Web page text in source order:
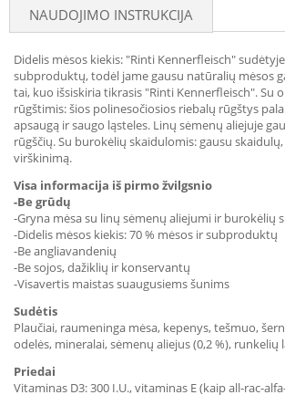
NAUDOJIMO INSTRUKCIJA
Didelis mėsos kiekis: "Rinti Kennerfleisch"
subproduktų, todėl jame gausu natūralių mėsos
tai, kuo išsiskiria tikrasis "Rinti Kennerfleisch". Su
rūgštimis: šios polinesočiosios riebalų rūgštys
apsaugą ir saugo ląsteles. Linų sėmenų aliejuje
rūgščių. Su burokėlių skaidulomis: gausu
virškinimą.
Visa informacija iš pirmo žvilgsnio
-Be grūdų
-Gryna mėsa su linų sėmenų aliejumi ir burokėlių
-Didelis mėsos kiekis: 70 % mėsos ir subproduktų
-Be angliavandenių
-Be sojos, dažiklių ir konservantų
-Visavertis maistas suaugusiems šunims
Sudėtis
Plaučiai, raumeninga mėsa, kepenys, tešmuo,
odelės, mineralai, sėmenų aliejus (0,2 %), runkelių
Priedai
Vitaminas D3: 300 I.U., vitaminas E (kaip all-rac-